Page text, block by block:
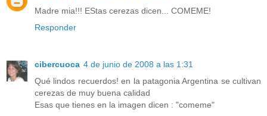
Madre mia!!! EStas cerezas dicen... COMEME!
Responder
cibercuoca 4 de junio de 2008 a las 1:31
Qué lindos recuerdos! en la patagonia Argentina se cultivan
cerezas de muy buena calidad
Esas que tienes en la imagen dicen : "comeme"